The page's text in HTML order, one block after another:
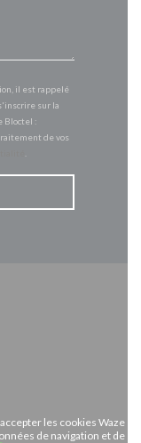
il est rappelé
sur la
Bloctel :
de vos
les cookies Waze
de navigation et de